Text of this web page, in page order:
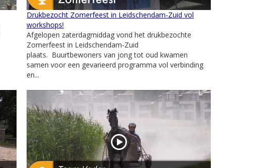
Drukbezocht Zomerfeest in Leidschendam-Zuid vol
workshops!
Afgelopen zaterdagmiddag vond het drukbezochte
Zomerfeest in Leidschendam-Zuid
plaats. Buurtbewoners van jong tot oud kwamen
samen voor een gevarieerd programma vol verbinding
en...